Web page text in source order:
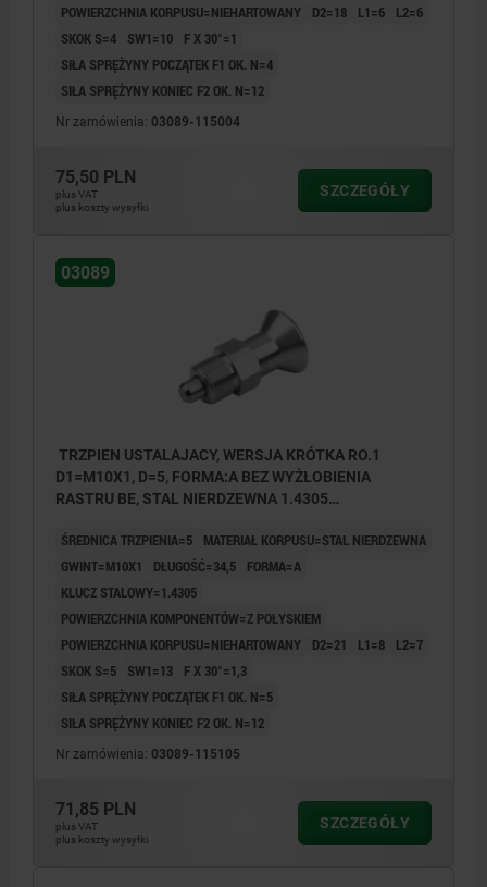
POWIERZCHNIA KORPUSU=NIEHARTOWANY
D2=18 L1=6
L2=6
SKOK S=4
SW1=10
F X 30°=1
SIŁA SPRĘŻYNY POCZĄTEK F1 OK. N=4
SIŁA SPRĘŻYNY KONIEC F2 OK. N=12
Nr zamówienia: 03089-115004
75,50 PLN
plus VAT
plus koszty wysyłki
SZCZEGÓŁY
03089
TRZPIEN USTALAJACY, WERSJA KRÓTKA RO.1
D1=M10X1, D=5, FORMA:A BEZ WYŻŁOBIENIA
RASTRU BE, STAL NIERDZEWNA 1.4305
POLYSKIEM
ŚREDNICA TRZPIENIA=5
MATERIAŁ KORPUSU=STAL NIERDZEWNA
GWINT=M10X1
DŁUGOŚĆ=34,5
FORMA=A
KLUCZ STALOWY=1.4305
POWIERZCHNIA KOMPONENTÓW=Z POŁYSKIEM
POWIERZCHNIA KORPUSU=NIEHARTOWANY
D2=21 L1=8
L2=7
SKOK S=5
SW1=13
F X 30°=1,3
SIŁA SPRĘŻYNY POCZĄTEK F1 OK. N=5
SIŁA SPRĘŻYNY KONIEC F2 OK. N=12
Nr zamówienia: 03089-115105
71,85 PLN
plus VAT
plus koszty wysyłki
SZCZEGÓŁY